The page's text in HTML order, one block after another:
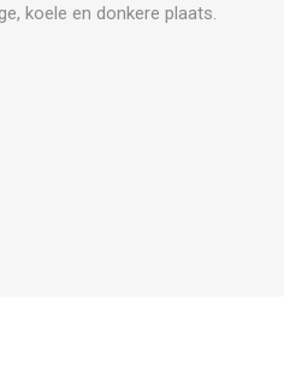
koele en donkere plaats.